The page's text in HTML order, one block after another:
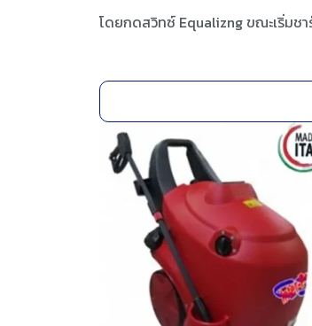
โดยกดสวิทซ์ Equalizng ขณะเริ่มช